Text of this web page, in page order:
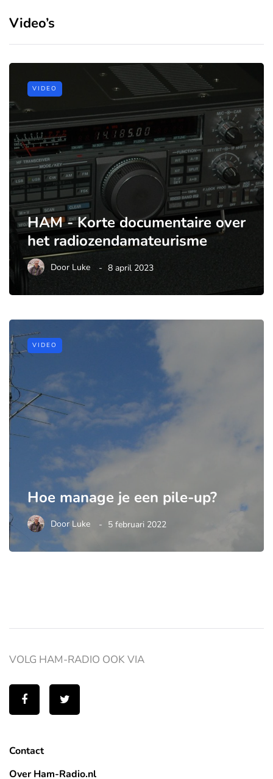
Video’s
VIDEO
HAM - Korte documentaire over
het radiozendamateurisme
Door Luke 8 april 2023
VIDEO
Hoe manage je een pile-up?
Door Luke 5 februari 2022
Contact
Over Ham-Radio.nl
VOLG HAM-RADIO OOK VIA